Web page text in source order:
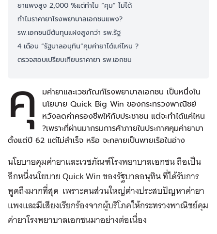
ยาแพงสูง 2,000 %แต่ทำไม “คุม” ไม่ได้
ทำไมราคายาโรงพยาบาลเอกชนแพง?
รพ.เอกชนมีต้นทุนแฝงสูงกว่า รพ.รัฐ
4 เดือน “รัฐบาลอนุทิน”คุมค่ายาได้แค่ไหน ?
ตรวจสอบเปรียบเทียบราคายา รพ.เอกชน
คุ
มค่ายาและเวชภัณฑ์โรงพยาบาลเอกชน เป็นหนึ่งใน
นโยบาย Quick Big Win ของกระทรวงพาณิชย์
หวังลดค่าครองชีพให้กับประชาชน แต่จะทำได้แค่ไหน
?เพราะที่ผ่านมากรมการค้าภายในประกาศคุมค่ายามา
ตั้งแต่ปี 62 แต่ไม่สำเร็จ หรือ จะกลายเป็นพายเรือในอ่าง
นโยบายคุมค่ายาและเวชภัณฑ์โรงพยาบาลเอกชน ถือเป็น
อีกหนึ่งนโยบาย Quick Win ของรัฐบาลอนุทิน ที่ได้รับการ
พูดถึงมากที่สุด เพราะคนส่วนใหญ่ต่างประสบปัญหาค่ายา
แพงและมีเสียงเรียกร้องจากผู้บริโภคให้กระทรวงพาณิชย์คุม
ค่ายาโรงพยาบาลเอกชนมาอย่างต่อเนื่อง